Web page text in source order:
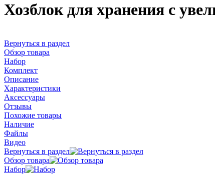
Хозблок для хранения с
Вернуться в раздел
Обзор товара
Набор
Комплект
Описание
Характеристики
Аксессуары
Отзывы
Похожие товары
Наличие
Файлы
Видео
Вернуться в раздел
Обзор товара
Набор